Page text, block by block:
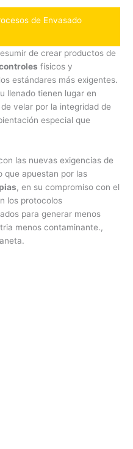
de Envasado
de crear productos de
físicos y
estándares más exigentes.
llenado tienen lugar en
velar por la integridad de
especial que
las nuevas exigencias de
que apuestan por las
, en su compromiso con el
los protocolos
para generar menos
menos contaminante.,